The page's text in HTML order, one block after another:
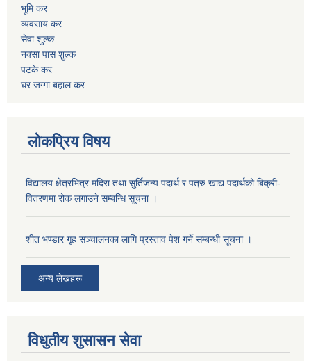
भूमि कर
व्यवसाय कर
सेवा शुल्क
नक्सा पास शुल्क
पटके कर
घर जग्गा बहाल कर
लोकप्रिय विषय
विद्यालय क्षेत्रभित्र मदिरा तथा सुर्तिजन्य पदार्थ र पत्रु खाद्य पदार्थको बिक्री-
वितरणमा रोक लगाउने सम्बन्धि सूचना ।
शीत भण्डार गृह सञ्चालनका लागि प्रस्ताव पेश गर्ने सम्बन्धी सूचना ।
अन्य लेखहरू
विधुतीय शुसासन सेवा